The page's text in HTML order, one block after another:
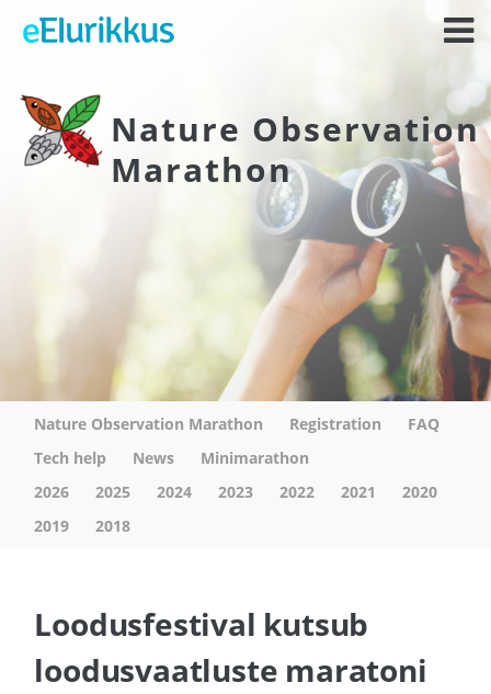
Nature Observation
Marathon
Nature Observation Marathon Registration
FAQ
Tech help
News
Minimarathon
2026
2025 2024 2023 2022 2021
2020
2019
2018
Loodusfestival kutsub
loodusvaatluste maratoni